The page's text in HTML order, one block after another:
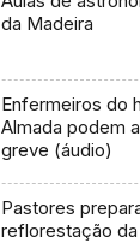
da Madeira
Enfermeiros do
Almada podem
greve (áudio)
Pastores
reflorestação